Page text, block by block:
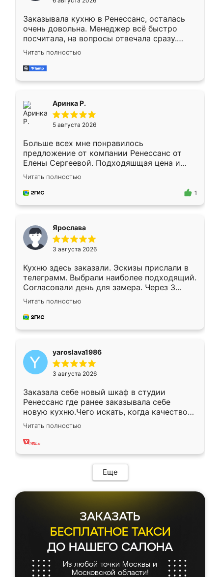
мебели буду заказывать только здесь.
Заказывала кухню в Ренессанс, осталась
очень довольна. Менеджер всё быстро
посчитала, на вопросы отвечала сразу.
Замерщик приехал в субботу, подошёл к
делу со всей ответственностью. Собрали
за день, ребята работали аккуратно, даже
Читать полностью
Аринка Р.
5 августа 2026
Больше всех мне понравилось
предложение от компании Ренессанс от
Елены Сергеевой. Подходяшщая цена и
короткие сроки изготовления. Приехавший
для замера сотрудник Владислав
предложил по моему эскизу самый
Читать полностью
1
Ярослава
3 августа 2026
Кухню здесь заказали. Эскизы прислали в
телеграмм. Выбрали наиболее подходящий.
Согласовали день для замера. Через 3
недели кухня была уже готова. Остались
довольны работой. Спасибо Ренессанс
мебель за качественную работу!
Читать полностью
yaroslava1986
3 августа 2026
Заказала себе новый шкаф в студии
Ренессанс где ранее заказывала себе
новую кухню.Чего искать, когда качеством
вполне довольна. Служит кухня уже почти
два года, нареканий нет.
Читать полностью
Еще
ЗАКАЗАТЬ
БЕСПЛАТНОЕ ТАКСИ
ДО НАШЕГО САЛОНА
Из любой точки Москвы и
Московской области!